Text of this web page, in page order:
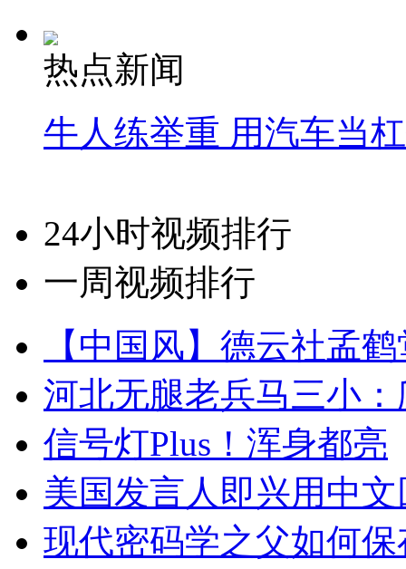
热点新闻
牛人练举重 用汽车当
24小时视频排行
一周视频排行
【中国风】德云社孟
河北无腿老兵马三小
信号灯Plus！浑身都亮
美国发言人即兴用中
现代密码学之父如何